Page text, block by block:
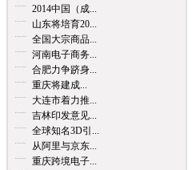
2014中国（成...
山东将培育20...
全国大宗商品...
河南电子商务...
合肥力争跻身...
重庆将建成...
大连市着力推...
吉林印发意见...
全球知名3D引...
从阿里与京东...
重庆跨境电子...